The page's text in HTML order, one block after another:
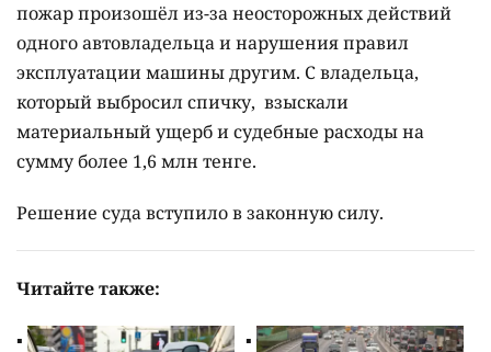
пожар произошёл из-за неосторожных действий
одного автовладельца и нарушения правил
эксплуатации машины другим. С владельца,
который выбросил спичку, взыскали
материальный ущерб и судебные расходы на
сумму более 1,6 млн тенге.
Решение суда вступило в законную силу.
Читайте также: